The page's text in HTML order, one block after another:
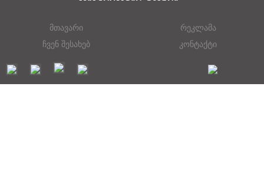
მთავარი
რეკლამა
ჩვენ შესახებ
კონტაქტი